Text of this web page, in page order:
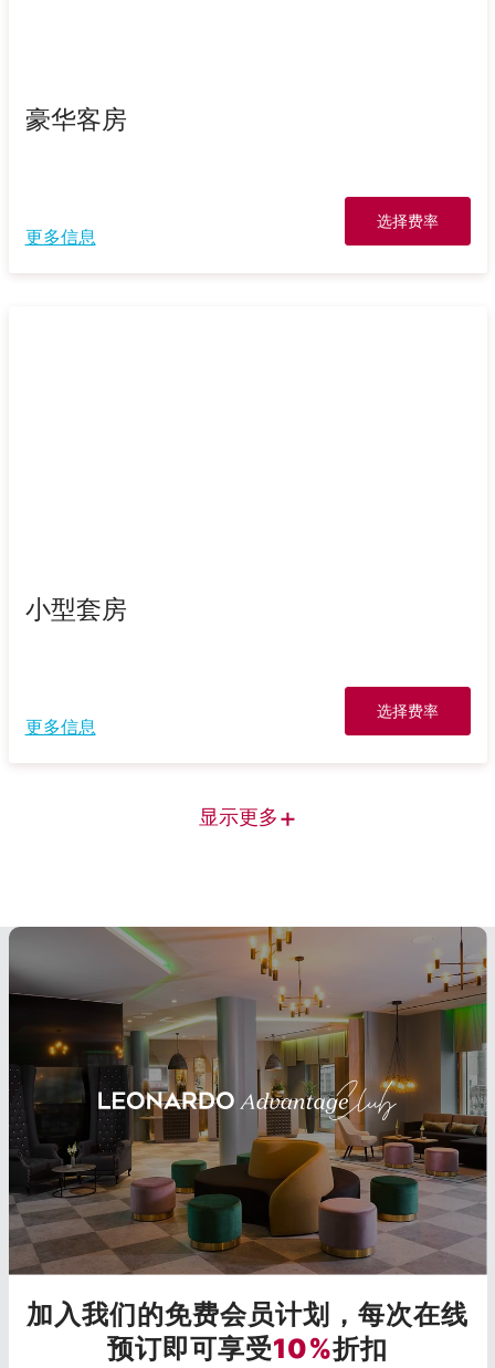
豪华客房
更多信息
选择费率
小型套房
更多信息
选择费率
显示更多+
加入我们的免费会员计划，每次在线
预订即可享受10%折扣